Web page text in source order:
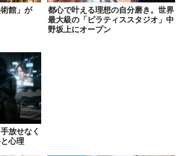
豊洲店』
丁目4−8 ビバモール豊洲2Ｆ
ルサイト INSECT MARKET
館」が
都心で叶える理想の自分磨き。世界
最大級の「ピラティススタジオ」中
野坂上にオープン
放せなく
心理